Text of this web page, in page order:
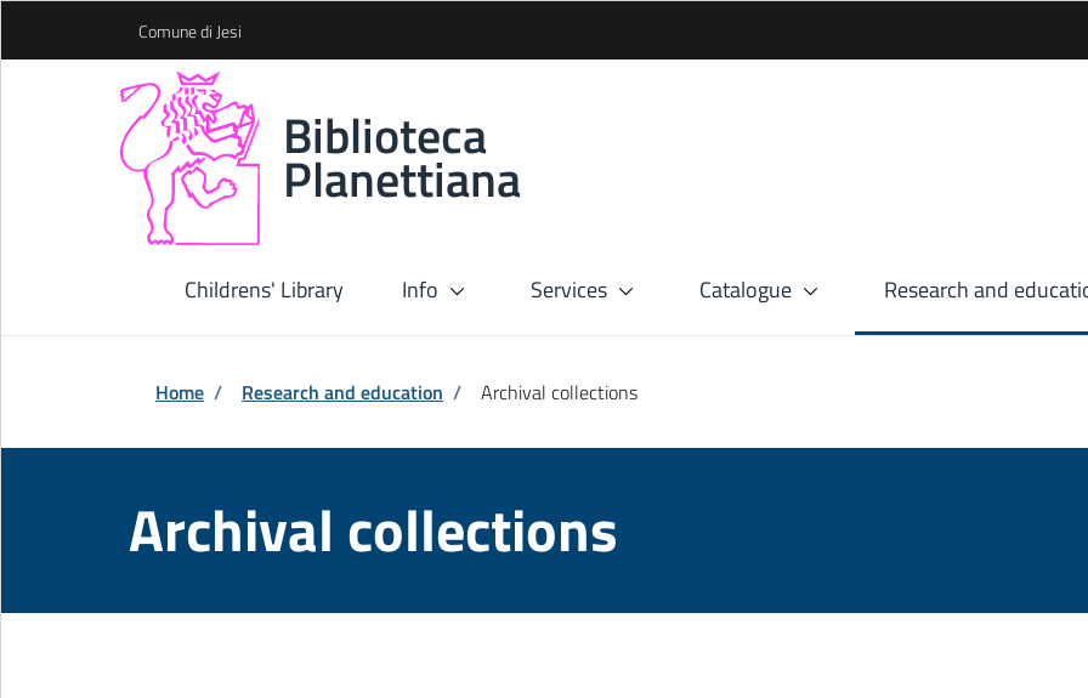
Skip to Main ContentComune di Jesi
Biblioteca
Planettiana
Childrens' Library Info Services Catalogue Research and
Home / Research and education / Archival collections
Archival collections